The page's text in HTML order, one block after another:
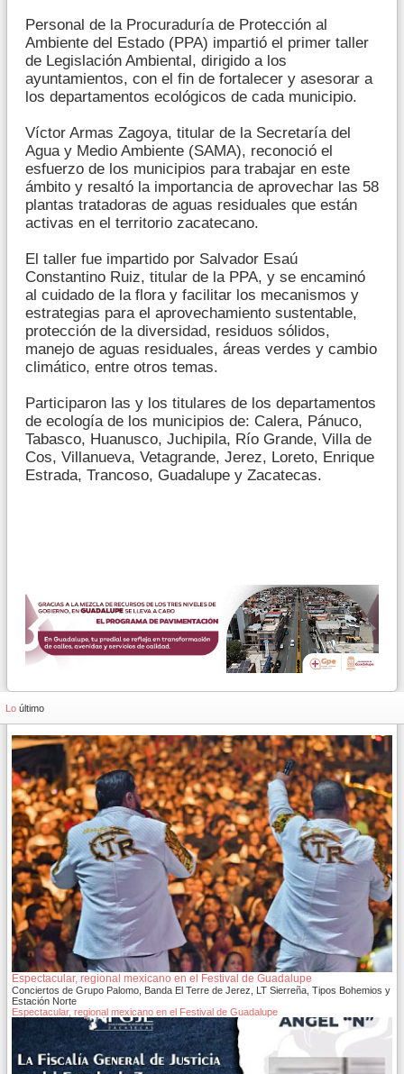
Personal de la Procuraduría de Protección al
Ambiente del Estado (PPA) impartió el primer taller
de Legislación Ambiental, dirigido a los
ayuntamientos, con el fin de fortalecer y asesorar a
los departamentos ecológicos de cada municipio.
Víctor Armas Zagoya, titular de la Secretaría del
Agua y Medio Ambiente (SAMA), reconoció el
esfuerzo de los municipios para trabajar en este
ámbito y resaltó la importancia de aprovechar las 58
plantas tratadoras de aguas residuales que están
activas en el territorio zacatecano.
El taller fue impartido por Salvador Esaú
Constantino Ruiz, titular de la PPA, y se encaminó
al cuidado de la flora y facilitar los mecanismos y
estrategias para el aprovechamiento sustentable,
protección de la diversidad, residuos sólidos,
manejo de aguas residuales, áreas verdes y cambio
climático, entre otros temas.
Participaron las y los titulares de los departamentos
de ecología de los municipios de: Calera, Pánuco,
Tabasco, Huanusco, Juchipila, Río Grande, Villa de
Cos, Villanueva, Vetagrande, Jerez, Loreto, Enrique
Estrada, Trancoso, Guadalupe y Zacatecas.
Lo último
Espectacular, regional mexicano en el Festival de Guadalupe
Conciertos de Grupo Palomo, Banda El Terre de Jerez, LT Sierreña, Tipos Bohemios y
Estación Norte
Espectacular, regional mexicano en el Festival de Guadalupe